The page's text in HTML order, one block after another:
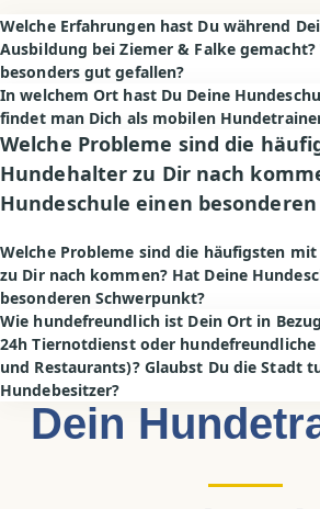
Welche Erfahrungen hast Du während
Ausbildung bei Ziemer & Falke gemacht?
besonders gut gefallen?
In welchem Ort hast Du Deine
findet man Dich als mobilen
Welche Probleme sind die
Hundehalter zu Dir nach
Hundeschule einen besonderen
Welche Probleme sind die häufigsten mit
zu Dir nach kommen? Hat Deine
besonderen Schwerpunkt?
Wie hundefreundlich ist Dein Ort in
24h Tiernotdienst oder
und Restaurants)? Glaubst Du die Stadt
Hundebesitzer?
Dein